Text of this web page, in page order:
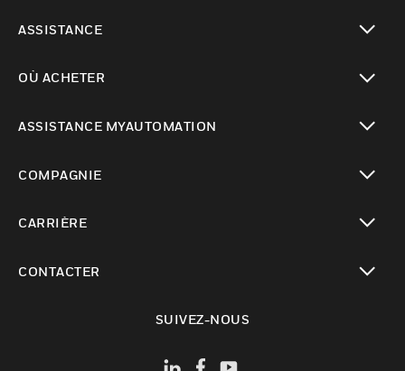
ASSISTANCE
OÙ ACHETER
ASSISTANCE MYAUTOMATION
COMPAGNIE
CARRIÈRE
CONTACTER
SUIVEZ-NOUS